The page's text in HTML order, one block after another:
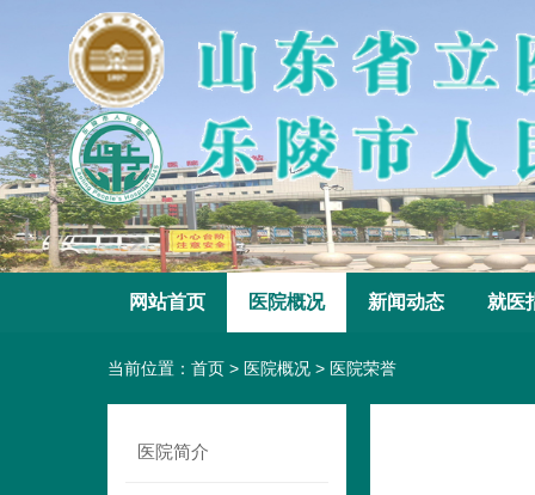
网站首页 医院概况 新闻动态 就医
当前位置： 首页 > 医院概况 > 医院荣誉
医院简介